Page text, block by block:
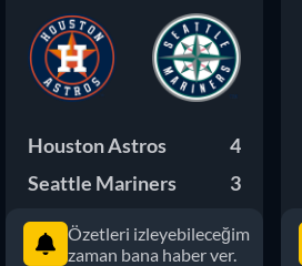
Houston Astros
4
Seattle Mariners
3
Özetleri izleyebileceğim
zaman bana haber ver.